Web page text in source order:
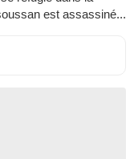
est assassiné...